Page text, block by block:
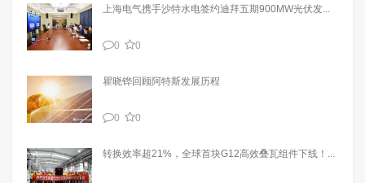
上海电气携手沙特水电签约迪拜五期900MW光伏发...
0 0
瞿晓铧回顾阿特斯发展历程
0 0
转换效率超21%，全球首块G12高效叠瓦组件下线！...